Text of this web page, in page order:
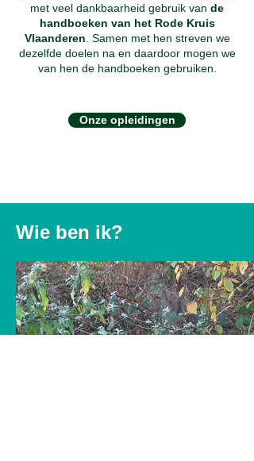
met veel dankbaarheid gebruik van de
handboeken van het Rode Kruis
Vlaanderen . Samen met hen streven we
dezelfde doelen na en daardoor mogen we
van hen de handboeken gebruiken.
Onze opleidingen
Wie ben ik?